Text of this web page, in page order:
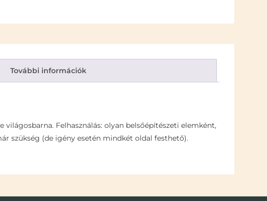
További információk
Felhasználás: olyan belsőépítészeti elemként,
szükség (de igény esetén mindkét oldal festhető).